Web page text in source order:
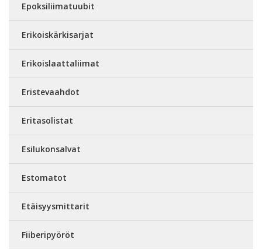
Epoksiliimatuubit
Erikoiskärkisarjat
Erikoislaattaliimat
Eristevaahdot
Eritasolistat
Esilukonsalvat
Estomatot
Etäisyysmittarit
Fiiberipyöröt